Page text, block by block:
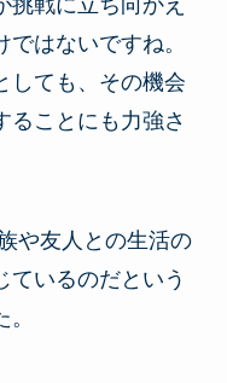
はないですね。
しても、その機会
ることにも力強さ
や友人との生活の
ているのだという